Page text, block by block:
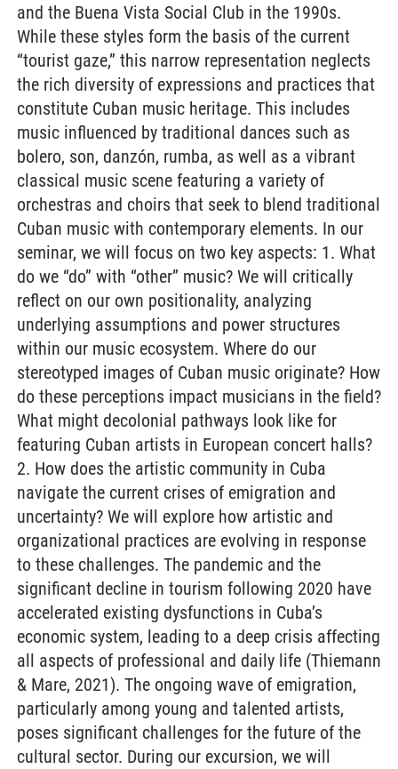
and the Buena Vista Social Club in the 1990s.
While these styles form the basis of the current
“tourist gaze,” this narrow representation neglects
the rich diversity of expressions and practices that
constitute Cuban music heritage. This includes
music influenced by traditional dances such as
bolero, son, danzón, rumba, as well as a vibrant
classical music scene featuring a variety of
orchestras and choirs that seek to blend traditional
Cuban music with contemporary elements. In our
seminar, we will focus on two key aspects: 1. What
do we “do” with “other” music? We will critically
reflect on our own positionality, analyzing
underlying assumptions and power structures
within our music ecosystem. Where do our
stereotyped images of Cuban music originate? How
do these perceptions impact musicians in the field?
What might decolonial pathways look like for
featuring Cuban artists in European concert halls?
2. How does the artistic community in Cuba
navigate the current crises of emigration and
uncertainty? We will explore how artistic and
organizational practices are evolving in response
to these challenges. The pandemic and the
significant decline in tourism following 2020 have
accelerated existing dysfunctions in Cuba’s
economic system, leading to a deep crisis affecting
all aspects of professional and daily life (Thiemann
& Mare, 2021). The ongoing wave of emigration,
particularly among young and talented artists,
poses significant challenges for the future of the
cultural sector. During our excursion, we will